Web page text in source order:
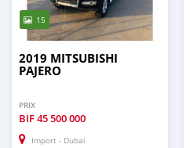
15
2019 MITSUBISHI
PAJERO
PRIX
BIF45 500 000
Import - Dubai